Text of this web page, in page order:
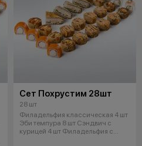
Сет Похрустим 28шт
28 шт
Филадельфия классическая 4 шт
Эби темпура 8 шт Сэндвич с
курицей 4 шт Филадельфия с